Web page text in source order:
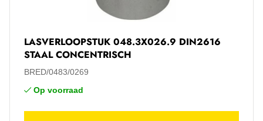
LASVERLOOPSTUK 048.3X026.9 DIN2616
STAAL CONCENTRISCH
BRED/0483/0269
Op voorraad